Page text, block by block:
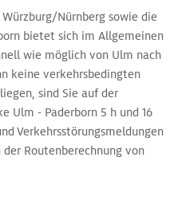
Nürnberg sowie die
bietet sich im Allgemeinen
wie möglich von Ulm nach
keine verkehrsbedingten
sind Sie auf der
Ulm - Paderborn 5 h und 16
Verkehrsstörungsmeldungen
Routenberechnung von